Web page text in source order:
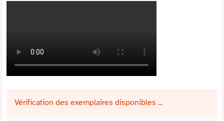
Vérification des exemplaires disponibles ...